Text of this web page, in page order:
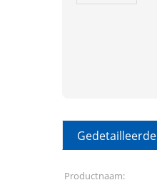
Productnaam: